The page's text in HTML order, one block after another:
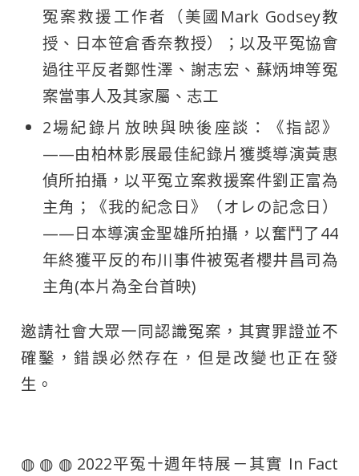
冤案救援工作者（美國Mark Godsey教
授、日本笹倉香奈教授）；以及平冤協會
過往平反者鄭性澤、謝志宏、蘇炳坤等冤
案當事人及其家屬、志工
2場紀錄片放映與映後座談：《指認》
——由柏林影展最佳紀錄片獲獎導演黃惠
偵所拍攝，以平冤立案救援案件劉正富為
主角；《我的紀念日》（オレの記念日）
——日本導演金聖雄所拍攝，以奮鬥了44
年終獲平反的布川事件被冤者櫻井昌司為
主角(本片為全台首映)
邀請社會大眾一同認識冤案，其實罪證並不
確鑿，錯誤必然存在，但是改變也正在發
生。
◍ ◍ ◍ 2022平冤十週年特展－其實 In Fact